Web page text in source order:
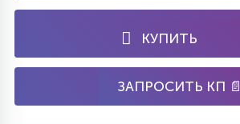
КУПИТЬ
ЗАПРОСИТЬ КП 📄